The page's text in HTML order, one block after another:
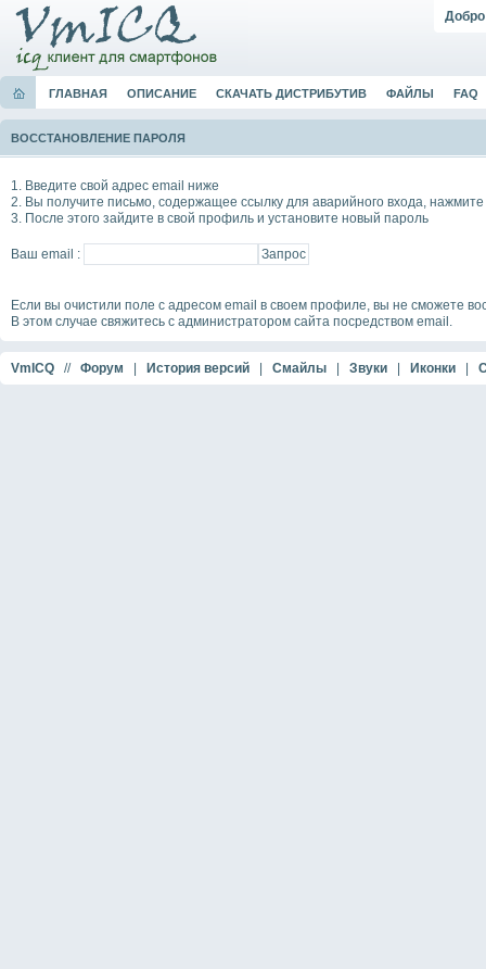
ГЛАВНАЯ ОПИСАНИЕ СКАЧАТЬ ДИСТРИБУТИВ ФАЙЛЫ FAQ
ВОССТАНОВЛЕНИЕ ПАРОЛЯ
1. Введите свой адрес email ниже
2. Вы получите письмо, содержащее ссылку для аварийного входа,
3. После этого зайдите в свой профиль и установите новый пароль
Ваш email :
Если вы очистили поле с адресом email в своем профиле, вы не сможете
В этом случае свяжитесь с администратором сайта посредством email.
VmICQ // Форум История версий Смайлы Звуки Иконки